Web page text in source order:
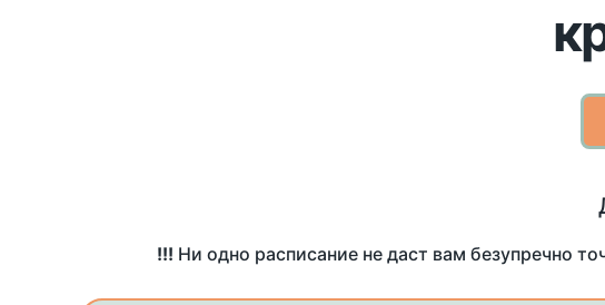
!!! Ни одно расписание не даст вам безупречно